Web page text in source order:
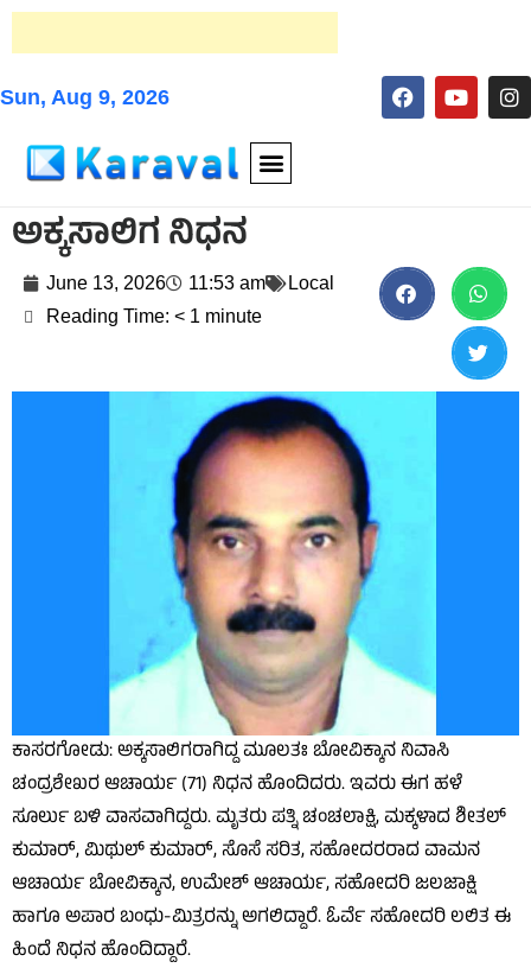
Sun, Aug 9, 2026
ಅಕ್ಕಸಾಲಿಗ ನಿಧನ
June 13, 2026 11:53 am
Local
Reading Time: < 1 minute
ಕಾಸರಗೋಡು: ಅಕ್ಕಸಾಲಿಗರಾಗಿದ್ದ ಮೂಲತಃ ಬೋವಿಕ್ಕಾನ ನಿವಾಸಿ
ಚಂದ್ರಶೇಖರ ಆಚಾರ್ಯ (71) ನಿಧನ ಹೊಂದಿದರು. ಇವರು ಈಗ ಹಳೆ
ಸೂರ್ಲು ಬಳಿ ವಾಸವಾಗಿದ್ದರು. ಮೃತರು ಪತ್ನಿ ಚಂಚಲಾಕ್ಷಿ, ಮಕ್ಕಳಾದ ಶೀತಲ್
ಕುಮಾರ್, ಮಿಥುಲ್ ಕುಮಾರ್, ಸೊಸೆ ಸರಿತ, ಸಹೋದರರಾದ ವಾಮನ
ಆಚಾರ್ಯ ಬೋವಿಕ್ಕಾನ, ಉಮೇಶ್ ಆಚಾರ್ಯ, ಸಹೋದರಿ ಜಲಜಾಕ್ಷಿ
ಹಾಗೂ ಅಪಾರ ಬಂಧು-ಮಿತ್ರರನ್ನು ಅಗಲಿದ್ದಾರೆ. ಓರ್ವೆ ಸಹೋದರಿ ಲಲಿತ ಈ
ಹಿಂದೆ ನಿಧನ ಹೊಂದಿದ್ದಾರೆ.